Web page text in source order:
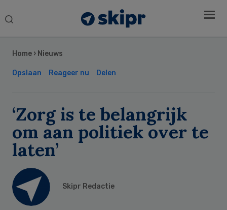
Search
Home › Nieuws
Opslaan Reageer nu Delen
‘Zorg is te belangrijk
om aan politiek over te
laten’
Skipr Redactie
Sidebar